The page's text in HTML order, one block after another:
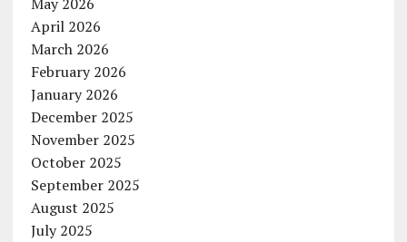
April 2026
March 2026
February 2026
January 2026
December 2025
November 2025
October 2025
September 2025
August 2025
July 2025